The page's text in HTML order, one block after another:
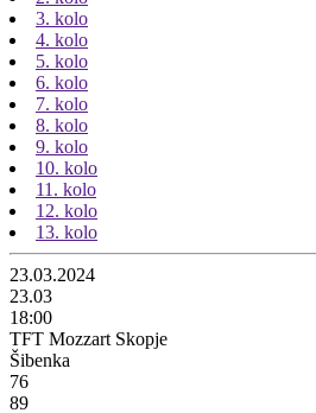
3. kolo
4. kolo
5. kolo
6. kolo
7. kolo
8. kolo
9. kolo
10. kolo
11. kolo
12. kolo
13. kolo
23.03.2024
23.03
18:00
TFT Mozzart Skopje
Šibenka
76
89